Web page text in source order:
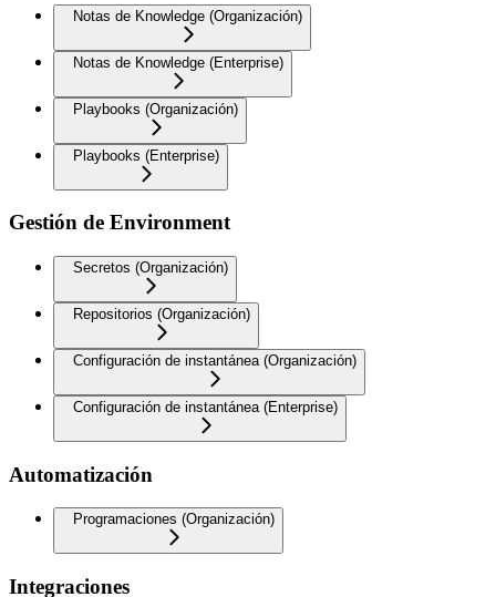
Notas de Knowledge (Organización)
Notas de Knowledge (Enterprise)
Playbooks (Organización)
Playbooks (Enterprise)
Gestión de Environment
Secretos (Organización)
Repositorios (Organización)
Configuración de instantánea (Organización)
Configuración de instantánea (Enterprise)
Automatización
Programaciones (Organización)
Integraciones